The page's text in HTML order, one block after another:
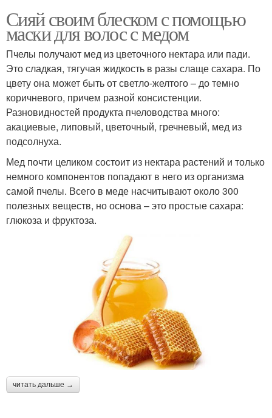
Сияй своим блеском с помощью
маски для волос с медом
Пчелы получают мед из цветочного нектара или пади.
Это сладкая, тягучая жидкость в разы слаще сахара. По
цвету она может быть от светло-желтого – до темно
коричневого, причем разной консистенции.
Разновидностей продукта пчеловодства много:
акациевые, липовый, цветочный, гречневый, мед из
подсолнуха.
Мед почти целиком состоит из нектара растений и только
немного компонентов попадают в него из организма
самой пчелы. Всего в меде насчитывают около 300
полезных веществ, но основа – это простые сахара:
глюкоза и фруктоза.
читать дальше →